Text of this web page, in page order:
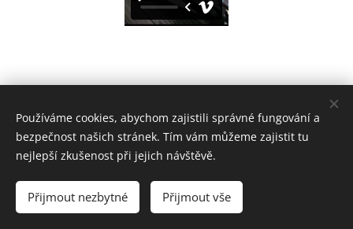
Cookies
Používáme cookies, abychom zajistili správné fungování a
bezpečnost našich stránek. Tím vám můžeme zajistit tu
nejlepší zkušenost při jejich návštěvě.
Přijmout nezbytné Přijmout vše